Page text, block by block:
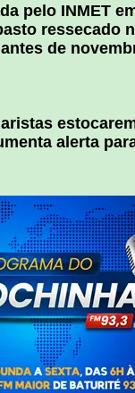
pelo INMET
ressecado
de
alerta